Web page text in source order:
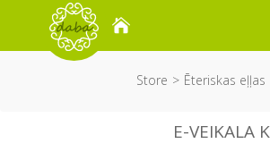
Store Ēteriskas eļļas
E-VEIKALA